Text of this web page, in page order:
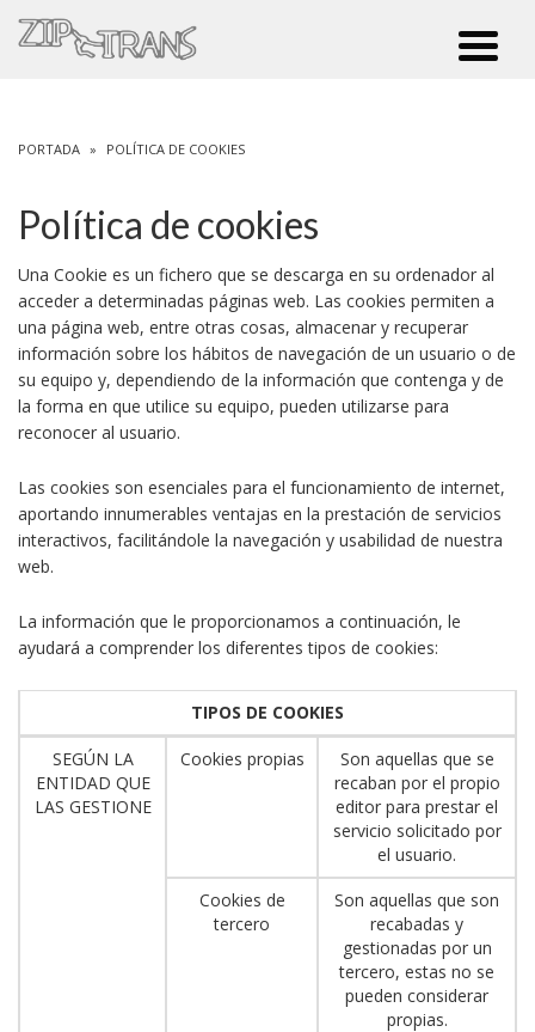
PORTADA » POLÍTICA DE COOKIES
Política de cookies
Una Cookie es un fichero que se descarga en su ordenador al
acceder a determinadas páginas web. Las cookies permiten a
una página web, entre otras cosas, almacenar y recuperar
información sobre los hábitos de navegación de un usuario o de
su equipo y, dependiendo de la información que contenga y de
la forma en que utilice su equipo, pueden utilizarse para
reconocer al usuario.
Las cookies son esenciales para el funcionamiento de internet,
aportando innumerables ventajas en la prestación de servicios
interactivos, facilitándole la navegación y usabilidad de nuestra
web.
La información que le proporcionamos a continuación, le
ayudará a comprender los diferentes tipos de cookies:
TIPOS DE COOKIES
SEGÚN LA
ENTIDAD QUE
LAS GESTIONE
Cookies propias
Son aquellas que se
recaban por el propio
editor para prestar el
servicio solicitado por
el usuario.
Cookies de
tercero
Son aquellas que son
recabadas y
gestionadas por un
tercero, estas no se
pueden considerar
propias.